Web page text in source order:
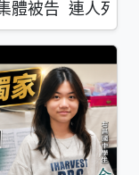
體被告 連人死了